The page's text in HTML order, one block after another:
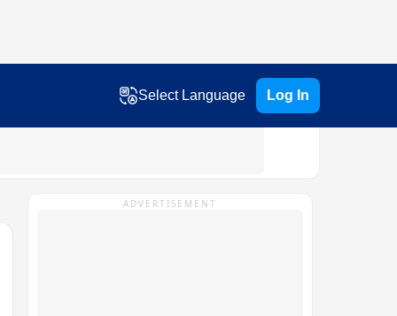
Select Language Log In
ADVERTISEMENT